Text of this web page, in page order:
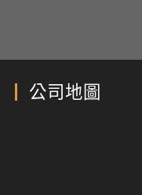
公司地圖